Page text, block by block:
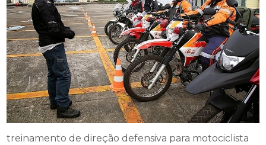
treinamento de direção defensiva para motociclista